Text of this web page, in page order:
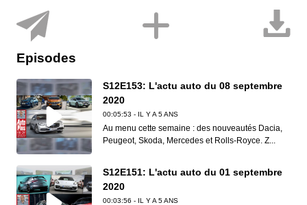
Episodes
S12E153: L'actu auto du 08 septembre
2020
00:05:53 - IL Y A 5 ANS
Au menu cette semaine : des nouveautés Dacia,
Peugeot, Skoda, Mercedes et Rolls-Royce. Z...
S12E151: L'actu auto du 01 septembre
2020
00:03:56 - IL Y A 5 ANS